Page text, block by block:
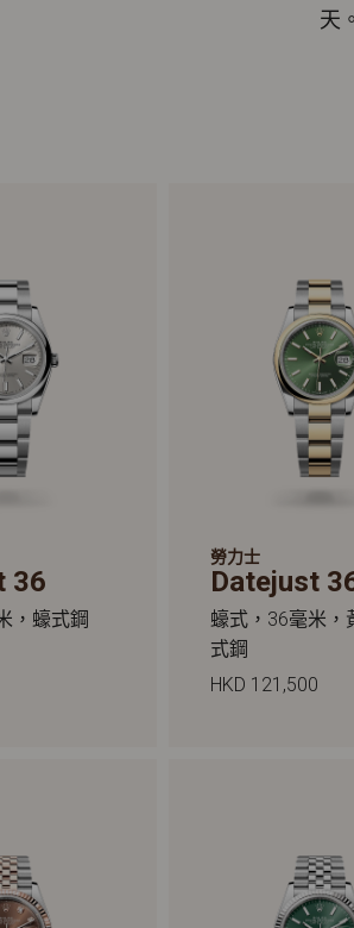
天。
36
，蠔式鋼
勞力士
Datejust
蠔式，36毫米，
式鋼
HKD 121,500